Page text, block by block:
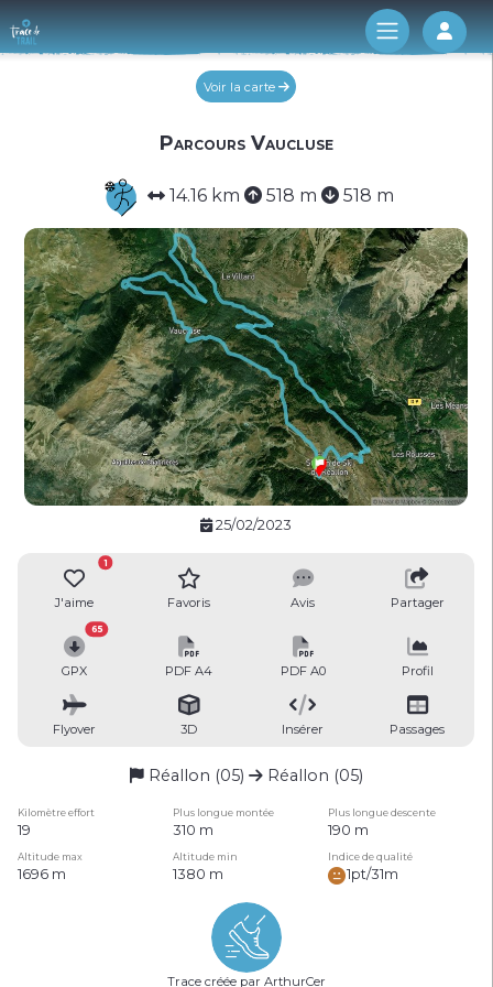
Log
Voir la carte
Parcours Vaucluse
14.16 km 518 m 518 m
25/02/2023
J'aime
1
Favoris Avis Partager
GPX
65
PDF A4 PDF A0 Profil
Flyover 3D Insérer Passages
Réallon (05) Réallon (05)
Kilomètre effort Plus longue montée Plus longue descente
19 310 m 190 m
Altitude max Altitude min Indice de qualité
1696 m 1380 m 1pt/31m
Trace créée par ArthurCer